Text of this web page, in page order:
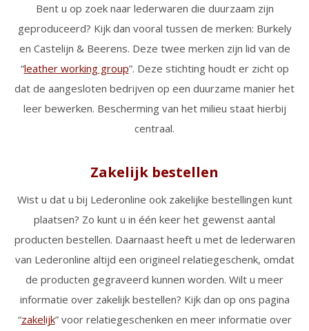
Bent u op zoek naar lederwaren die duurzaam zijn
geproduceerd? Kijk dan vooral tussen de merken: Burkely
en Castelijn & Beerens. Deze twee merken zijn lid van de
“leather working group”. Deze stichting houdt er zicht op
dat de aangesloten bedrijven op een duurzame manier het
leer bewerken. Bescherming van het milieu staat hierbij
centraal.
Zakelijk bestellen
Wist u dat u bij Lederonline ook zakelijke bestellingen kunt
plaatsen? Zo kunt u in één keer het gewenst aantal
producten bestellen. Daarnaast heeft u met de lederwaren
van Lederonline altijd een origineel relatiegeschenk, omdat
de producten gegraveerd kunnen worden. Wilt u meer
informatie over zakelijk bestellen? Kijk dan op ons pagina
“zakelijk” voor relatiegeschenken en meer informatie over